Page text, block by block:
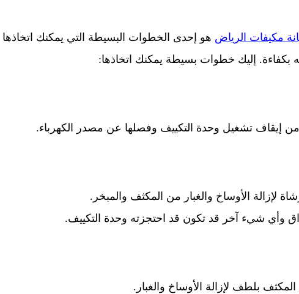
مكيفات الرياض هو إحدى الخطوات البسيطة التي يمكنك اتخاذها
بكفاءة. إليك خطوات بسيطة يمكنك اتخاذها:
من إيقاف تشغيل وحدة التكييف وفصلها عن مصدر الكهرباء.
لإزالة الأوساخ والغبار من المكثف والمبخر.
وأي شيء آخر قد تكون قد احتجزته وحدة التكييف.
بلطف لإزالة الأوساخ والغبار.